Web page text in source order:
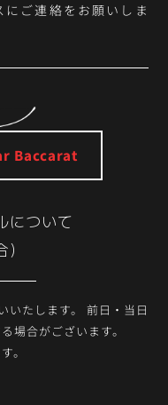
ご連絡をお願いしま
Baccarat
について
たします。
前日・当日
場合がございます。
。